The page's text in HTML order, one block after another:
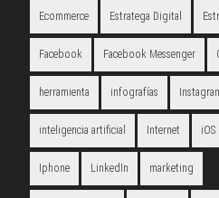
Ecommerce Estratega Digital
Facebook Facebook Messenger
herramienta infografías
inteligencia artificial Internet iOS
Iphone LinkedIn marketing